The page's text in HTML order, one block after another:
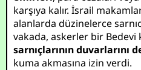
karşıya kalır. İsrail
alanlarda düzinelerce
vakada, askerler bir
sarnıçlarının duvarlarını
kuma akmasına izin verdi.